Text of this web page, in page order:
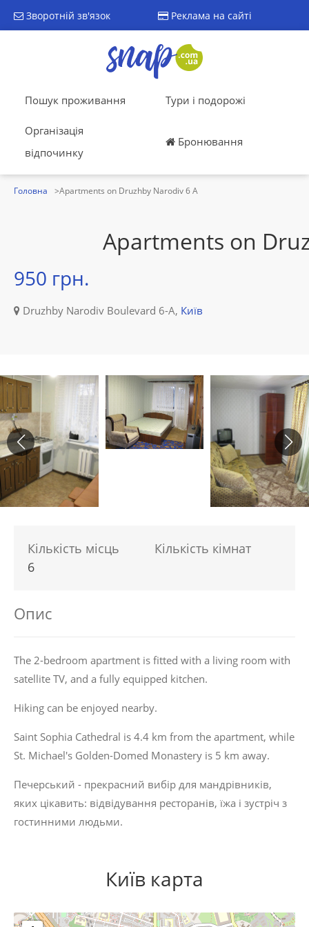
Зворотній зв'язок Реклама на сайті
Пошук проживання Тури і подорожі
Організація
відпочинку
Бронювання
Головна Apartments on Druzhby Narodiv 6 A
Apartments on
950 грн.
Druzhby Narodiv Boulevard 6-A, Київ
Кількість місць
6
Кількість кімнат
Опис
The 2-bedroom apartment is fitted with a living room with
satellite TV, and a fully equipped kitchen.
Hiking can be enjoyed nearby.
Saint Sophia Cathedral is 4.4 km from the apartment, while
St. Michael's Golden-Domed Monastery is 5 km away.
Печерський - прекрасний вибір для мандрівників,
яких цікавить: відвідування ресторанів, їжа і зустріч з
гостинними людьми.
Київ карта